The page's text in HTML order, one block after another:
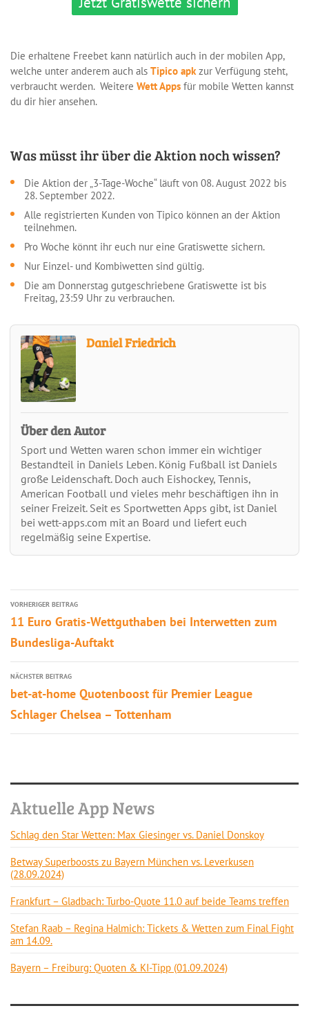
Die erhaltene Freebet kann natürlich auch in der mobilen App,
welche unter anderem auch als Tipico apkzur Verfügung steht,
verbraucht werden. Weitere Wett Apps für mobile Wetten kannst
du dir hier ansehen.
Was müsst ihr über die Aktion noch wissen?
Die Aktion der „3-Tage-Woche“ läuft von 08. August 2022 bis
28. September 2022.
Alle registrierten Kunden von Tipico können an der Aktion
teilnehmen.
Pro Woche könnt ihr euch nur eine Gratiswette sichern.
Nur Einzel- und Kombiwetten sind gültig.
Die am Donnerstag gutgeschriebene Gratiswette ist bis
Freitag, 23:59 Uhr zu verbrauchen.
Daniel Friedrich
Über den Autor
Sport und Wetten waren schon immer ein wichtiger
Bestandteil in Daniels Leben. König Fußball ist Daniels
große Leidenschaft. Doch auch Eishockey, Tennis,
American Football und vieles mehr beschäftigen ihn in
seiner Freizeit. Seit es Sportwetten Apps gibt, ist Daniel
bei wett-apps.com mit an Board und liefert euch
regelmäßig seine Expertise.
VORHERIGER BEITRAG
11 Euro Gratis-Wettguthaben bei Interwetten zum
Bundesliga-Auftakt
NÄCHSTER BEITRAG
bet-at-home Quotenboost für Premier League
Schlager Chelsea – Tottenham
Aktuelle App News
Schlag den Star Wetten: Max Giesinger vs. Daniel Donskoy
Betway Superboosts zu Bayern München vs. Leverkusen
(28.09.2024)
Frankfurt – Gladbach: Turbo-Quote 11.0 auf beide Teams treffen
Stefan Raab – Regina Halmich: Tickets & Wetten zum Final Fight
am 14.09.
Bayern – Freiburg: Quoten & KI-Tipp (01.09.2024)